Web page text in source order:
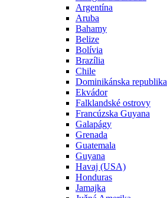
Argentína
Aruba
Bahamy
Belize
Bolívia
Brazília
Chile
Dominikánska republika
Ekvádor
Falklandské ostrovy
Francúzska Guyana
Galapágy
Grenada
Guatemala
Guyana
Havaj (USA)
Honduras
Jamajka